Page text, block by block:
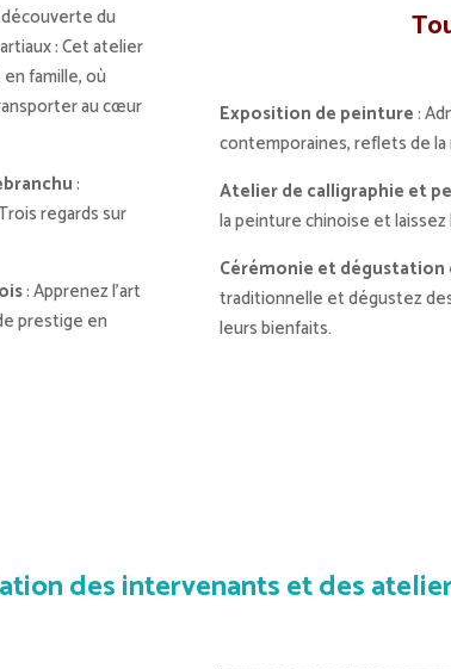
du
: Cet atelier
famille, où
au cœur
:
regards sur
: Apprenez l’art
prestige en
Exposition de peinture:
contemporaines, reflets de
Atelier de calligraphie et
la peinture chinoise et
Cérémonie et dégustation
traditionnelle et dégustez
leurs bienfaits.
des intervenants et des